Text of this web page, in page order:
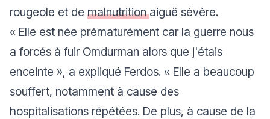
rougeole et de malnutritionaiguë sévère.
« Elle est née prématurément car la guerre nous
a forcés à fuir Omdurman alors que j'étais
enceinte », a expliqué Ferdos. « Elle a beaucoup
souffert, notamment à cause des
hospitalisations répétées. De plus, à cause de la